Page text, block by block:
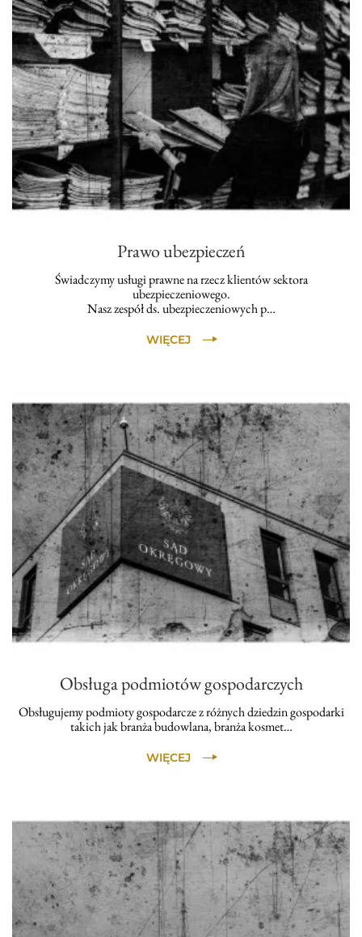
Prawo ubezpieczeń
Świadczymy usługi prawne na rzecz klientów sektora
ubezpieczeniowego.
Nasz zespół ds. ubezpieczeniowych p…
WIĘCEJ
Obsługa podmiotów gospodarczych
Obsługujemy podmioty gospodarcze z różnych dziedzin gospodarki
takich jak branża budowlana, branża kosmet…
WIĘCEJ